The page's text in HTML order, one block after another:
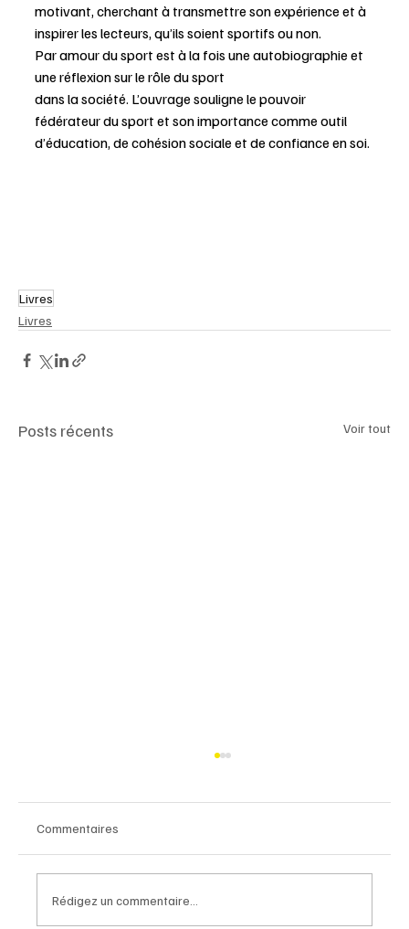
motivant, cherchant à transmettre son expérience et à
inspirer les lecteurs, qu’ils soient sportifs ou non.
Par amour du sport est à la fois une autobiographie et
une réflexion sur le rôle du sport
dans la société. L’ouvrage souligne le pouvoir
fédérateur du sport et son importance comme outil
d’éducation, de cohésion sociale et de confiance en soi.
Livres
Livres
Posts récents Voir tout
Commentaires
Rédigez un commentaire...